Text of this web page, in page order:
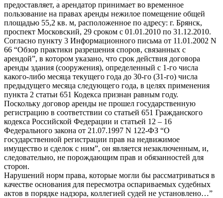
предоставляет, а арендатор принимает во временное
пользование на правах аренды нежилое помещение общей
площадью 55,2 кв. м, расположенное по адресу: г. Брянск,
проспект Московский, 29 сроком с 01.01.2010 по 31.12.2010.
Согласно пункту 3 Информационного письма от 11.01.2002 N
66 “Обзор практики разрешения споров, связанных с
арендой”, в котором указано, что срок действия договора
аренды здания (сооружения), определенный с 1-го числа
какого-либо месяца текущего года до 30-го (31-го) числа
предыдущего месяца следующего года, в целях применения
пункта 2 статьи 651 Кодекса признан равным году.
Поскольку договор аренды не прошел государственную
регистрацию в соответствии со статьей 651 Гражданского
кодекса Российской Федерации и статьей 12 – 16
Федерального закона от 21.07.1997 N 122-ФЗ “О
государственной регистрации прав на недвижимое
имущество и сделок с ним”, он является незаключенным, и,
следовательно, не порождающим прав и обязанностей для
сторон.
Нарушений норм права, которые могли бы рассматриваться в
качестве основания для пересмотра оспариваемых судебных
актов в порядке надзора, коллегией судей не установлено…”